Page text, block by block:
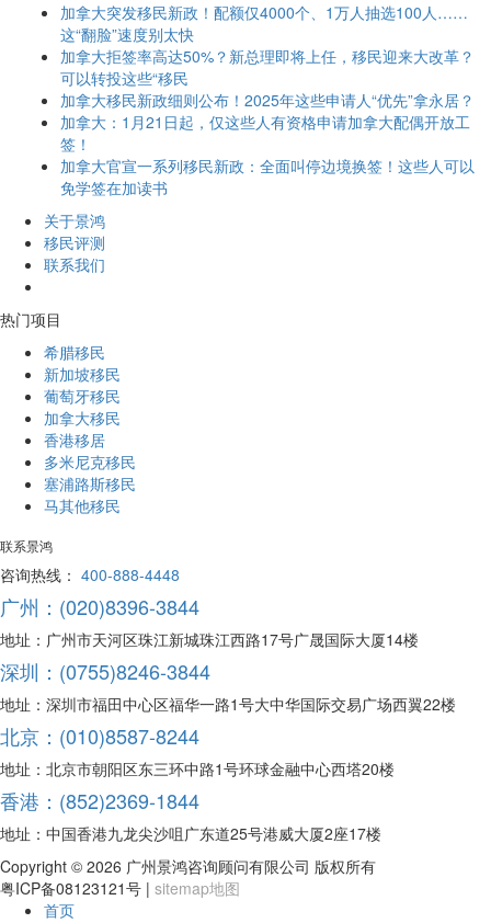
加拿大突发移民新政！配额仅4000个、1万人抽选100人……
这“翻脸”速度别太快
加拿大拒签率高达50%？新总理即将上任，移民迎来大改革？
可以转投这些“移民
加拿大移民新政细则公布！2025年这些申请人“优先”拿永居？
加拿大：1月21日起，仅这些人有资格申请加拿大配偶开放工
签！
加拿大官宣一系列移民新政：全面叫停边境换签！这些人可以
免学签在加读书
关于景鸿
移民评测
联系我们
热门项目
希腊移民
新加坡移民
葡萄牙移民
加拿大移民
香港移居
多米尼克移民
塞浦路斯移民
马其他移民
联系景鸿
咨询热线： 400-888-4448
广州：(020)8396-3844
地址：广州市天河区珠江新城珠江西路17号广晟国际大厦14楼
深圳：(0755)8246-3844
地址：深圳市福田中心区福华一路1号大中华国际交易广场西翼22楼
北京：(010)8587-8244
地址：北京市朝阳区东三环中路1号环球金融中心西塔20楼
香港：(852)2369-1844
地址：中国香港九龙尖沙咀广东道25号港威大厦2座17楼
Copyright © 2026 广州景鸿咨询顾问有限公司 版权所有
粤ICP备08123121号 | sitemap地图
首页